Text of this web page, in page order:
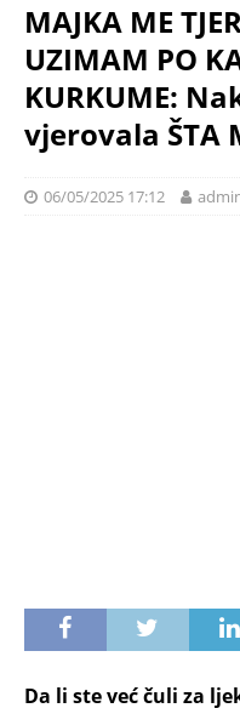
MAJKA ME
UZIMAM PO
KURKUME:
vjerovala ŠTA
06/05/2025 17:12
Da li ste već čuli za